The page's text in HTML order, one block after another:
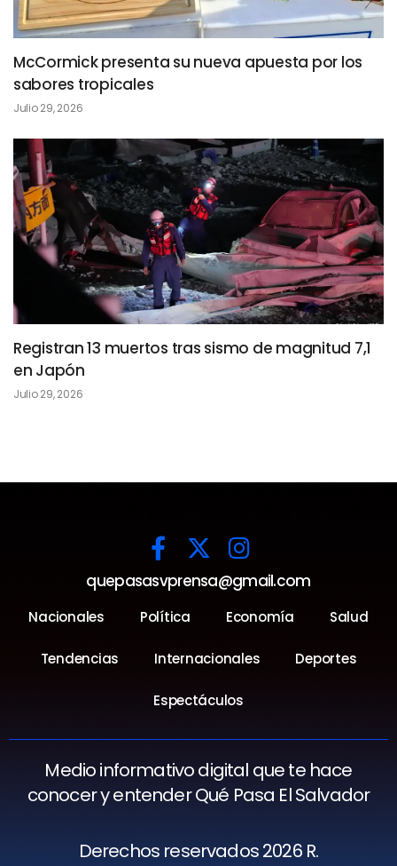
McCormick presenta su nueva apuesta por los
sabores tropicales
Julio 29, 2026
Registran 13 muertos tras sismo de magnitud 7,1
en Japón
Julio 29, 2026
quepasasvprensa@gmail.com
Nacionales Política Economía Salud
Tendencias Internacionales Deportes
Espectáculos
Medio informativo digital que te hace
conocer y entender Qué Pasa El Salvador
Derechos reservados 2026 R.